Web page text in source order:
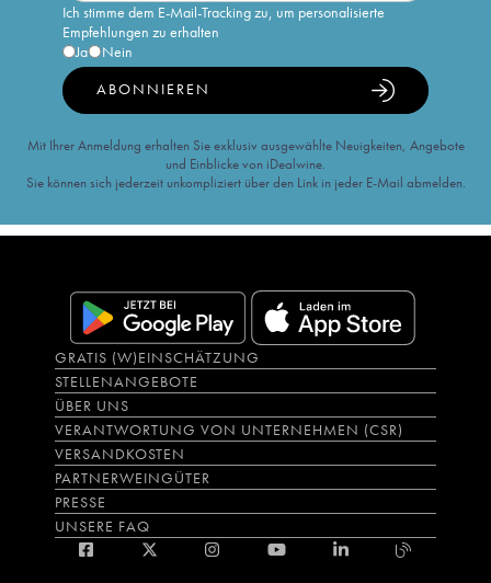
Ich stimme dem E-Mail-Tracking zu, um personalisierte
Empfehlungen zu erhalten
Ja
Nein
ABONNIEREN
Mit Ihrer Anmeldung erhalten Sie exklusiv ausgewählte Neuigkeiten, Angebote
und Einblicke von iDealwine.
Sie können sich jederzeit unkompliziert über den Link in jeder E-Mail abmelden.
GRATIS (W)EINSCHÄTZUNG
STELLENANGEBOTE
ÜBER UNS
VERANTWORTUNG VON UNTERNEHMEN (CSR)
VERSANDKOSTEN
PARTNERWEINGÜTER
PRESSE
UNSERE FAQ